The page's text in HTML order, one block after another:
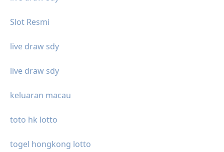
Slot Resmi
live draw sdy
live draw sdy
keluaran macau
toto hk lotto
togel hongkong lotto